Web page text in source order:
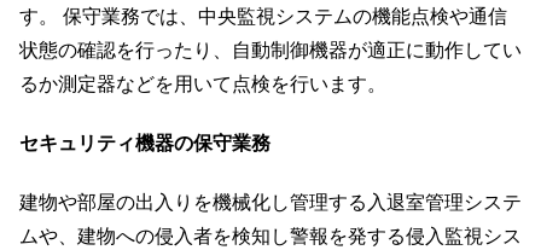
す。 保守業務では、中央監視システムの機能点検や通信
状態の確認を行ったり、自動制御機器が適正に動作してい
るか測定器などを用いて点検を行います。
セキュリティ機器の保守業務
建物や部屋の出入りを機械化し管理する入退室管理システ
ムや、建物への侵入者を検知し警報を発する侵入監視シス